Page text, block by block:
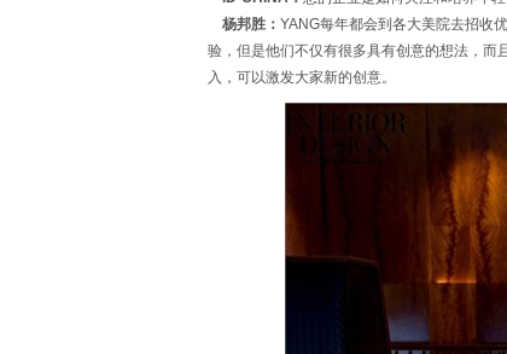
杨邦胜： YANG每年都会到各大美院去招收
验，但是他们不仅有很多具有创意的想法，而
入，可以激发大家新的创意。